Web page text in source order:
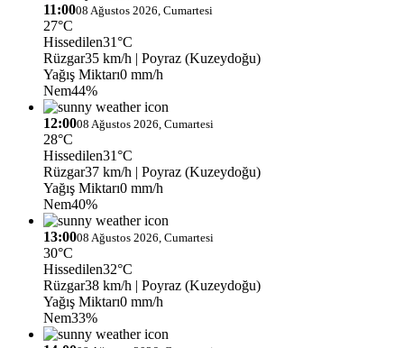
11:0008 Ağustos 2026, Cumartesi
27°C
Hissedilen31°C
Rüzgar35 km/h | Poyraz (Kuzeydoğu)
Yağış Miktarı0 mm/h
Nem44%
12:0008 Ağustos 2026, Cumartesi
28°C
Hissedilen31°C
Rüzgar37 km/h | Poyraz (Kuzeydoğu)
Yağış Miktarı0 mm/h
Nem40%
13:0008 Ağustos 2026, Cumartesi
30°C
Hissedilen32°C
Rüzgar38 km/h | Poyraz (Kuzeydoğu)
Yağış Miktarı0 mm/h
Nem33%